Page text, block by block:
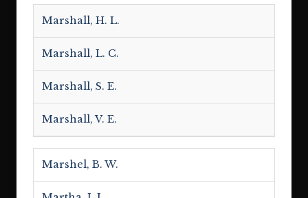
Marshall, H. L.
Marshall, L. C.
Marshall, S. E.
Marshall, V. E.
Marshel, B. W.